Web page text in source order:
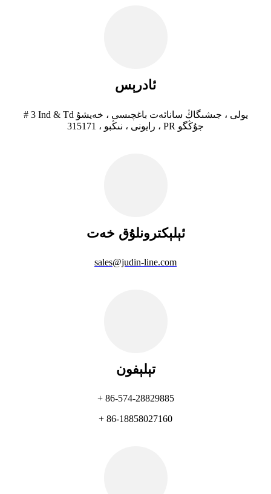
ئادرېس
# 3 Ind & Td يولى ، جىشىگاڭ سانائەت باغچىسى ، خەيشۇ
رايونى ، نىڭبو ، 315171 ، PR جۇڭگو
ئېلېكترونلۇق خەت
sales@judin-line.com
تېلېفون
+ 86-574-28829885
+ 86-18858027160